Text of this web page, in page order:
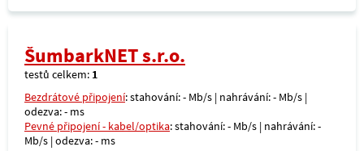
ŠumbarkNET s.r.o.
testů celkem: 1
Bezdrátové připojení: stahování: - Mb/s | nahrávání: - Mb/s |
odezva: - ms
Pevné připojení - kabel/optika: stahování: - Mb/s | nahrávání: -
Mb/s | odezva: - ms